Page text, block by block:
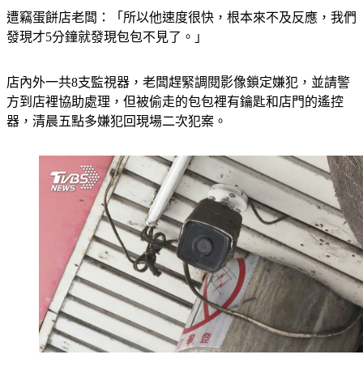
遭竊蛋餅店老闆：「所以他速度很快，根本來不及反應，我們
發現才5分鐘就發現包包不見了。」
店內外一共8支監視器，老闆趕緊調閱影像鎖定嫌犯，並請警
方到店裡協助處理，但被偷走的包包裡有鑰匙和店門的遙控
器，清晨五點多嫌犯回現場二次犯案。